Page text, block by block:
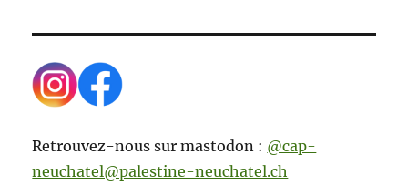
Retrouvez-nous sur mastodon : @cap-
neuchatel@palestine-neuchatel.ch